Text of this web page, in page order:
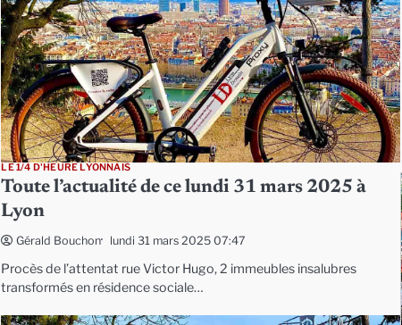
LE 1/4 D'HEURE LYONNAIS
Toute l’actualité de ce lundi 31 mars 2025 à
Lyon
Gérald Bouchon lundi 31 mars 2025 07:47
Procès de l’attentat rue Victor Hugo, 2 immeubles insalubres
transformés en résidence sociale…